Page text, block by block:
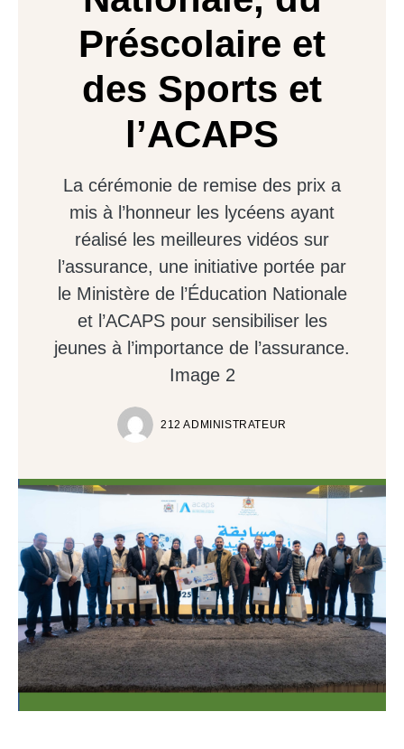
Préscolaire et
des Sports et
l’ACAPS
La cérémonie de remise des prix a
mis à l’honneur les lycéens ayant
réalisé les meilleures vidéos sur
l’assurance, une initiative portée par
le Ministère de l’Éducation Nationale
et l’ACAPS pour sensibiliser les
jeunes à l’importance de l’assurance.
Image 2
212 ADMINISTRATEUR